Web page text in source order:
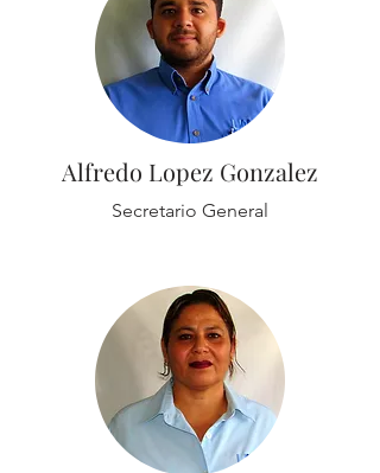
Alfredo Lopez Gonzalez
Secretario General